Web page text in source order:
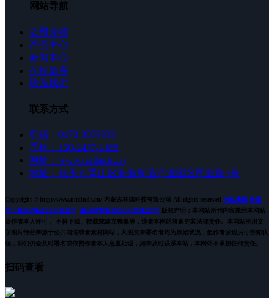
网站导航
公司介绍
产品中心
新闻中心
在线留言
联系我们
联系方式
电话：0472-3659333
手机：150-2477-6189
网址：www.nmlinde.cn
地址：包头市青山区装备制造产业园区同业路5号
Copyright © http://www.nmlinde.cn/ 内蒙古林德科技有限公司 All rights reserved 网站地图 备案
号：蒙ICP备2021000525号 蒙公网安备15020402000227号 版权声明：本网站所刊内容未经本网站
及作者本人许可， 不得下载、转载或建立镜像等，违者本网站将追究其法律责任。本网站所用文
字图片部分来源于公共网络或者素材网站，凡图文未署名者均为原始状况，但作者发现后可告知认
领，我们仍会及时署名或依照作者本人意愿处理，如未及时联系本站，本网站不承担任何责任。
扫码查看